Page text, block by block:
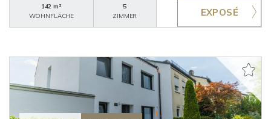
142 m²
WOHNFLÄCHE
5
ZIMMER